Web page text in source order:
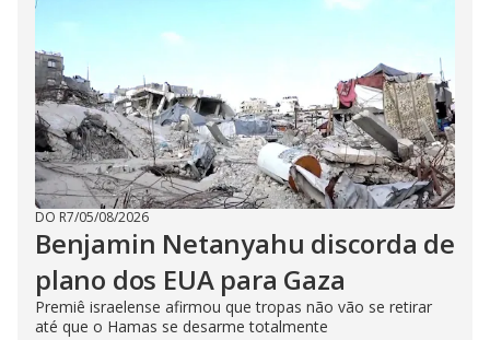
DO R7/05/08/2026
Benjamin Netanyahu discorda de
plano dos EUA para Gaza
Premiê israelense afirmou que tropas não vão se retirar
até que o Hamas se desarme totalmente